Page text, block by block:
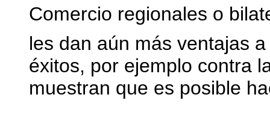
Comercio regionales o
les dan aún más ventajas
éxitos, por ejemplo contra
muestran que es posible